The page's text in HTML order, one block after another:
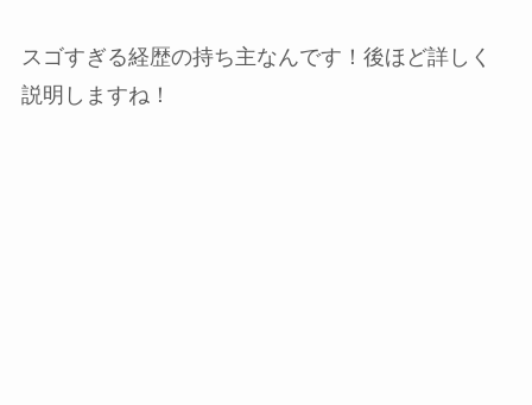
スゴすぎる経歴の持ち主なんです！後ほど詳しく
説明しますね！